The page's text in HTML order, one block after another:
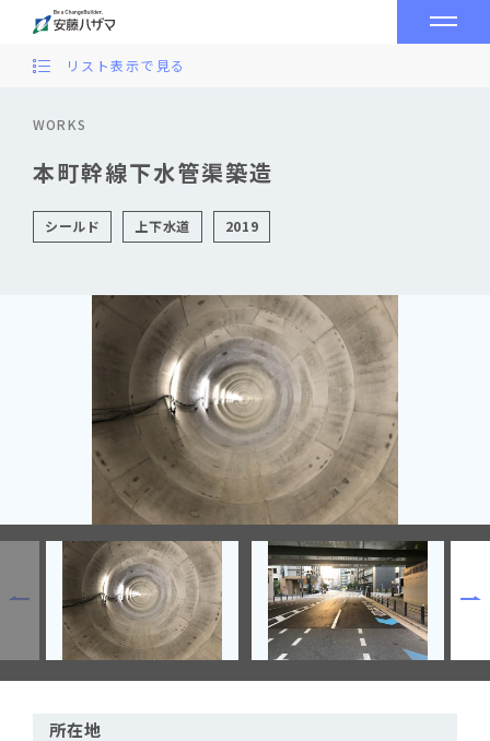
WORKS
本町幹線下水管渠築造
シールド 上下水道 2019
リスト表示で見る
所在地